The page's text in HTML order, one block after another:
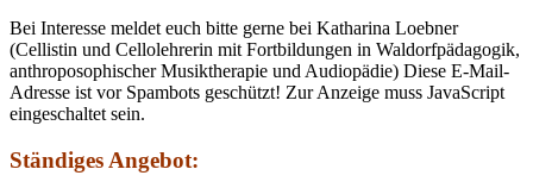
Bei Interesse meldet euch bitte gerne bei Katharina Loebner
(Cellistin und Cellolehrerin mit Fortbildungen in Waldorfpädagogik,
anthroposophischer Musiktherapie und Audiopädie) Diese E-Mail-
Adresse ist vor Spambots geschützt! Zur Anzeige muss JavaScript
eingeschaltet sein.
Ständiges Angebot: